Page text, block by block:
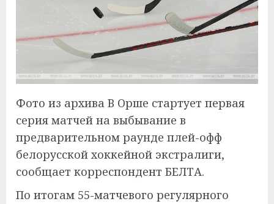
Фото из архива В Орше стартует первая
серия матчей на выбывание в
предварительном раунде плей-офф
белорусской хоккейной экстралиги,
сообщает корреспондент БЕЛТА.
По итогам 55-матчевого регулярного